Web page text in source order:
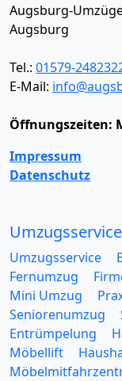
Augsburg-
Augsburg
Tel.: 01579-
E-Mail:
Öffnungszeiten:
Impressum
Datenschutz
Umzugsservice
Umzugsservice
Fernumzug
Mini Umzug
Seniorenumzug
Entrümpelung
Möbellift